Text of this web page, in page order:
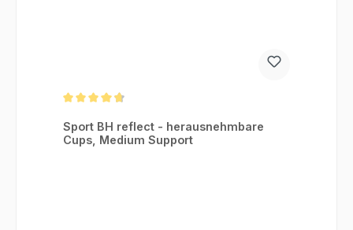
Sport BH reflect - herausnehmbare
Cups, Medium Support